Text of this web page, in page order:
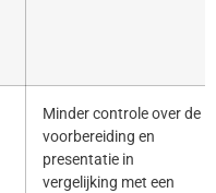
Minder controle over de
voorbereiding en
presentatie in
vergelijking met een